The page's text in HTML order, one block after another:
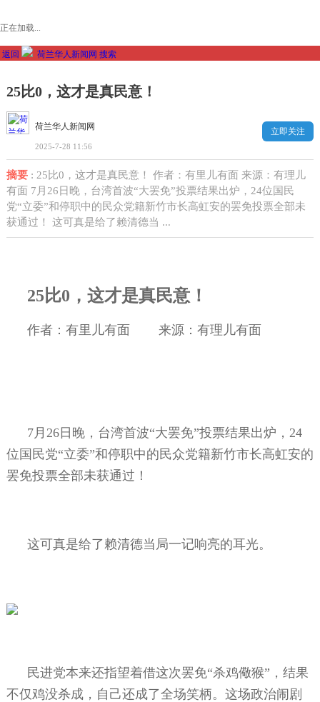
正在加载...
返回 荷兰华人新闻网 搜索
25比0，这才是真民意！
荷兰华人新闻网
2025-7-28 11:56
立即关注
摘要: 25比0，这才是真民意！ 作者：有里儿有面 来源：有理儿
有面 7月26日晚，台湾首波“大罢免”投票结果出炉，24位国民
党“立委”和停职中的民众党籍新竹市长高虹安的罢免投票全部未
获通过！ 这可真是给了赖清德当 ...
25 比0 ，这才是真民意！
作者：有里儿有面 来源：有理儿有面
7 月 26日晚，台湾首波“大罢免”投票结果出炉， 24
位国民党“立委”和停职中的民众党籍新竹市长高虹安的
罢免投票全部未获通过！
这可真是给了赖清德当局一记响亮的耳光。
民进党本来还指望着借这次罢免“杀鸡儆猴”，结果
不仅鸡没杀成，自己还成了全场笑柄。这场政治闹剧